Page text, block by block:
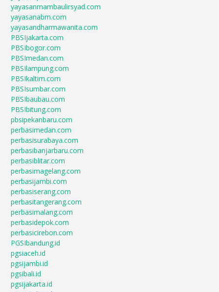
yayasanmambaulirsyad.com
yayasanabm.com
yayasandharmawanita.com
PBSIjakarta.com
PBSIbogor.com
PBSImedan.com
PBSIlampung.com
PBSIkaltim.com
PBSIsumbar.com
PBSIbaubau.com
PBSIbitung.com
pbsipekanbaru.com
perbasimedan.com
perbasisurabaya.com
perbasibanjarbaru.com
perbasiblitar.com
perbasimagelang.com
perbasijambi.com
perbasiserang.com
perbasitangerang.com
perbasimalang.com
perbasidepok.com
perbasicirebon.com
PGSIbandung.id
pgsiaceh.id
pgsijambi.id
pgsibali.id
pgsijakarta.id